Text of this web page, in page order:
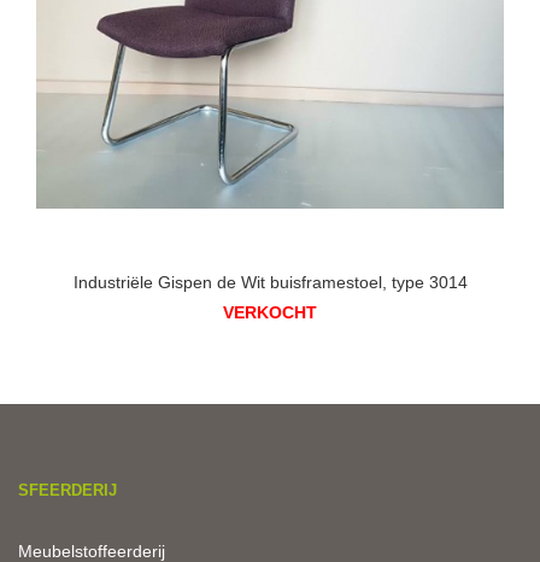
Industriële Gispen de Wit buisframestoel, type 3014
VERKOCHT
SFEERDERIJ
Meubelstoffeerderij